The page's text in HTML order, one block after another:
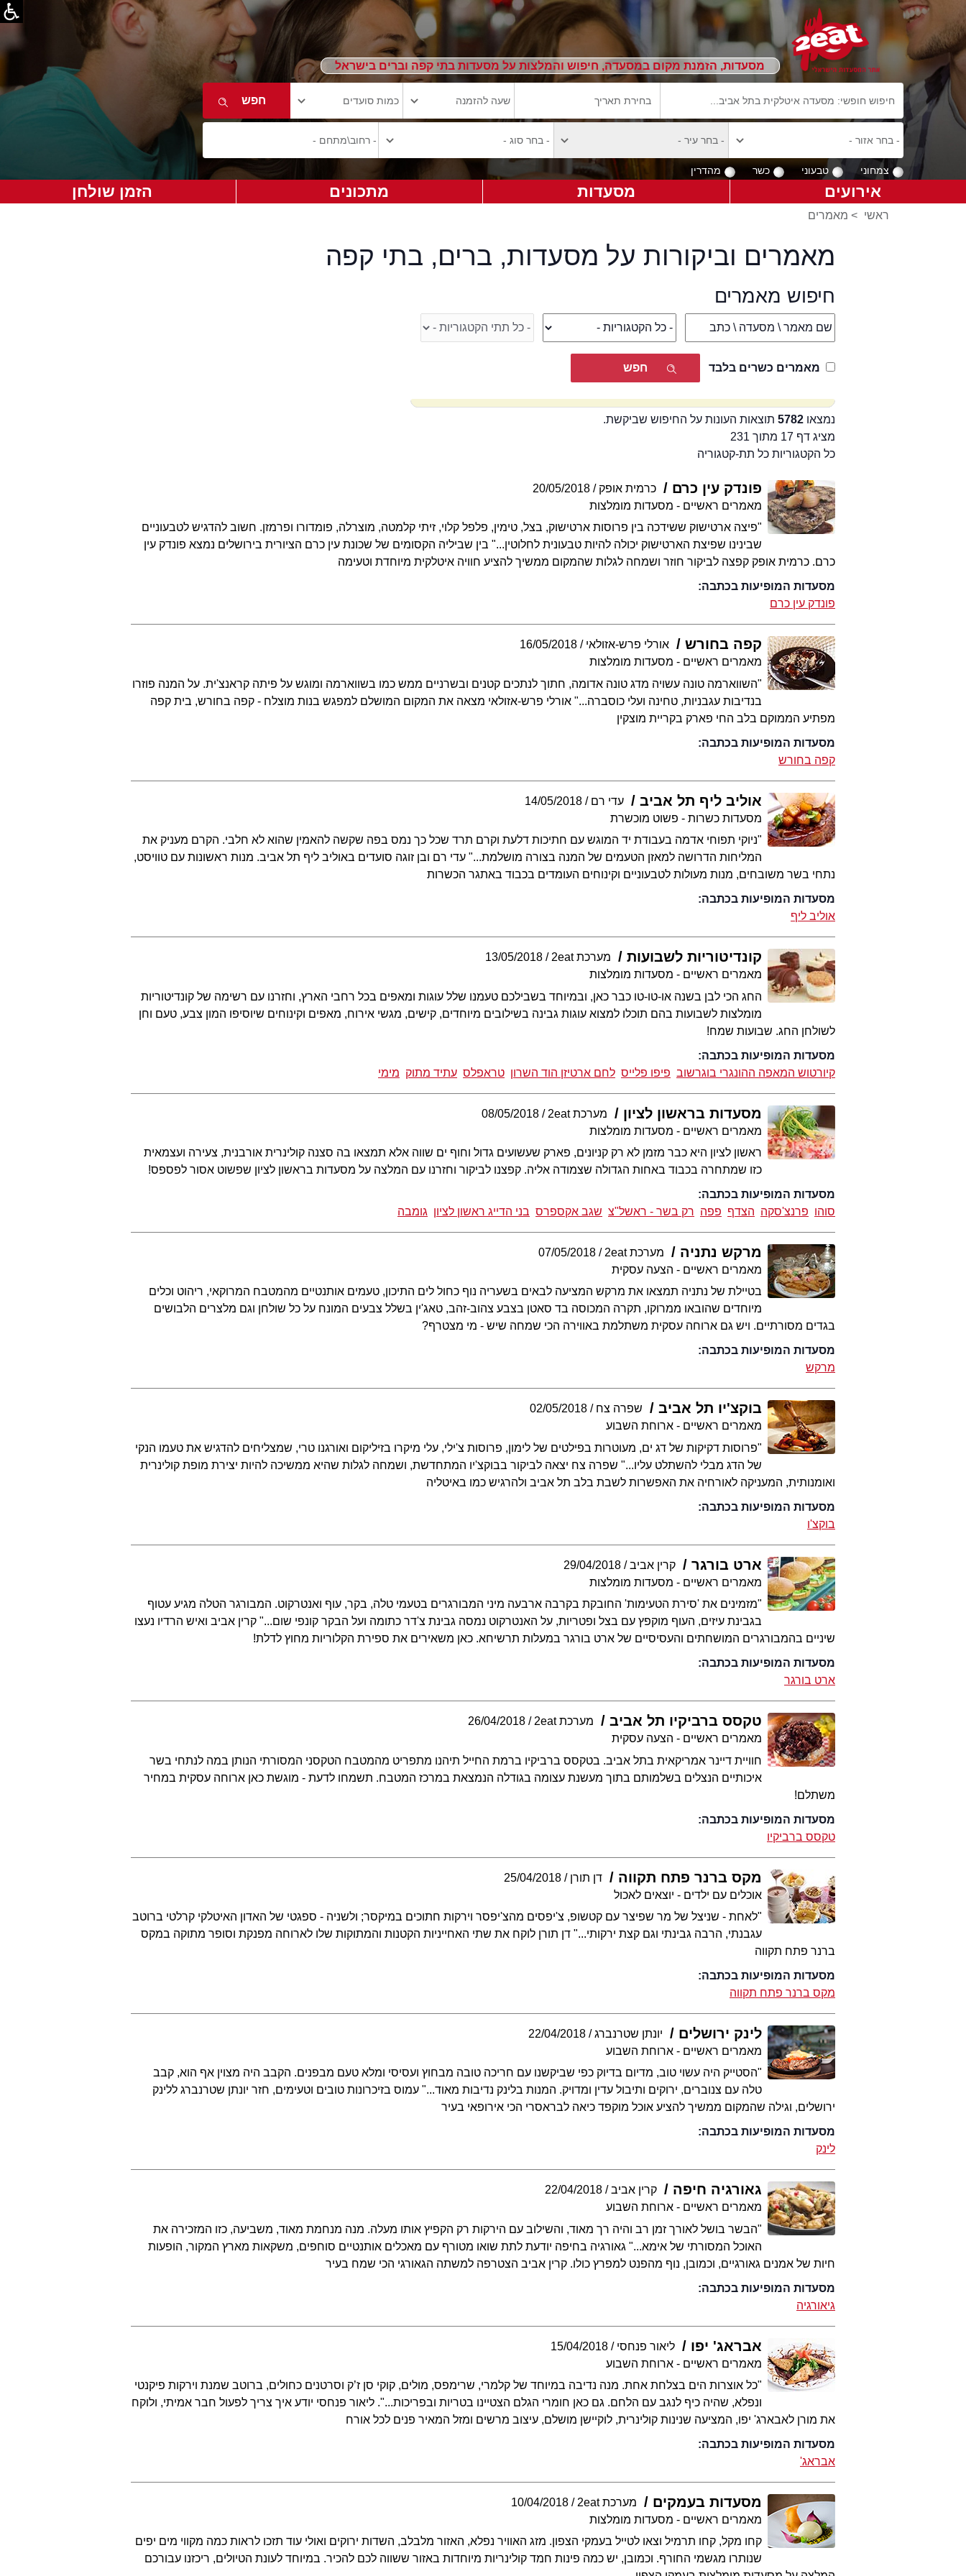
מסעדות, הזמנת מקום במסעדה, חיפוש והמלצות על מסעדות בתי קפה וברים בישראל
צמחוני טבעוני כשר מהדרין
אירועים מסעדות מתכונים הזמן שולחן
ראשי > מאמרים
מאמרים וביקורות על מסעדות, ברים, בתי קפה
חיפוש מאמרים
מאמרים כשרים בלבד
נמצאו 5782תוצאות העונות על החיפוש שביקשת.
מציג דף 17 מתוך 231
כל הקטגוריות כל תת-קטגוריה
פונדק עין כרם כרמית אופק
20/05/2018
מאמרים ראשיים - מסעדות מומלצות
"פיצה ארטישוק ששידכה בין פרוסות ארטישוק, בצל, טימין, פלפל קלוי, זיתי קלמטה, מוצרלה, פומדורו ופרמזן. חשוב להדגיש לטבעוניים
שבינינו שפיצת הארטישוק יכולה להיות טבעונית לחלוטין..." בין שביליה הקסומים של שכונת עין כרם הציורית בירושלים נמצא פונדק עין
כרם. כרמית אופק קפצה לביקור חוזר ושמחה לגלות שהמקום ממשיך להציע חוויה איטלקית מיוחדת וטעימה
מסעדות המופיעות בכתבה:
פונדק עין כרם
קפה בחורש אורלי פרש-אזולאי
16/05/2018
מאמרים ראשיים - מסעדות מומלצות
"השווארמה טונה עשויה מדג טונה אדומה, חתוך לנתכים קטנים ובשרניים ממש כמו בשווארמה ומוגש על פיתה קראנצ'ית. על המנה פוזרו
בנדיבות עגבניות, טחינה ועלי כוסברה..." אורלי פרש-אזולאי מצאה את המקום המושלם למפגש בנות מוצלח - קפה בחורש, בית קפה
מפתיע הממוקם בלב החי פארק בקריית מוצקין
מסעדות המופיעות בכתבה:
קפה בחורש
אוליב ליף תל אביב עדי רם
14/05/2018
מסעדות כשרות - פשוט מוכשרת
"ניוקי תפוחי אדמה בעבודת יד המוגש עם חתיכות דלעת וקרם תרד שכל כך נמס בפה שקשה להאמין שהוא לא חלבי. הקרם מעניק את
המליחות הדרושה למאזן הטעמים של המנה בצורה מושלמת..." עדי רם ובן זוגה סועדים באוליב ליף תל אביב. מנות ראשונות עם טוויסט,
נתחי בשר משובחים, מנות מעולות לטבעוניים וקינוחים העומדים בכבוד באתגר הכשרות
מסעדות המופיעות בכתבה:
אוליב ליף
קונדיטוריות לשבועות מערכת 2eat
13/05/2018
מאמרים ראשיים - מסעדות מומלצות
החג הכי לבן בשנה או-טו-טו כבר כאן, ובמיוחד בשבילכם טעמנו שלל עוגות ומאפים בכל רחבי הארץ, וחזרנו עם רשימה של קונדיטוריות
מומלצות לשבועות בהם תוכלו למצוא עוגות גבינה בשילובים מיוחדים, קישים, מגשי אירוח, מאפים וקינוחים שיוסיפו המון צבע, טעם וחן
לשולחן החג. שבועות שמח!
מסעדות המופיעות בכתבה:
קיורטוש המאפה ההונגרי בוגרשוב פיפו פלייס לחם ארטיזן הוד השרון טראפלס עתיד מתוק מימי
מסעדות בראשון לציון מערכת 2eat
08/05/2018
מאמרים ראשיים - מסעדות מומלצות
ראשון לציון היא כבר מזמן לא רק קניונים, פארק שעשועים גדול וחוף ים שווה אלא תמצאו בה סצנה קולינרית אורבנית, צעירה ועצמאית
כזו שמתחרה בכבוד באחות הגדולה שצמודה אליה. קפצנו לביקור וחזרנו עם המלצה על מסעדות בראשון לציון שפשוט אסור לפספס!
מסעדות המופיעות בכתבה:
סוהו פרנצ'סקה הצדף פפה רק בשר - ראשל"צ שגב אקספרס בני הדייג ראשון לציון גומבה
מרקש נתניה מערכת 2eat
07/05/2018
מאמרים ראשיים - הצעה עסקית
בטיילת של נתניה תמצאו את מרקש המציעה לבאים בשעריה נוף כחול לים התיכון, טעמים אותנטיים מהמטבח המרוקאי, ריהוט וכלים
מיוחדים שהובאו ממרוקו, תקרה המכוסה בד סאטן בצבע צהוב-זהב, טאג'ין בשלל צבעים המונח על כל שולחן וגם מלצרים הלבושים
בגדים מסורתיים. ויש גם ארוחה עסקית משתלמת באווירה הכי שמחה שיש - מי מצטרף?
מסעדות המופיעות בכתבה:
מרקש
בוקצ'יו תל אביב שפרה צח
02/05/2018
מאמרים ראשיים - ארוחת השבוע
"פרוסות דקיקות של דג ים, מעוטרות בפילטים של לימון, פרוסות צ'ילי, עלי מיקרו בזיליקום ואורגנו טרי, שמצליחים להדגיש את טעמו הנקי
של הדג מבלי להשתלט עליו..." שפרה צח יצאה לביקור בבוקצ'יו המתחדשת, ושמחה לגלות שהיא ממשיכה להיות יצירת מופת קולינרית
ואומנותית, המעניקה לאורחיה את האפשרות לשבת בלב תל אביב ולהרגיש כמו באיטליה
מסעדות המופיעות בכתבה:
בוקצ'ו
ארט בורגר קרין אביב
29/04/2018
מאמרים ראשיים - מסעדות מומלצות
"מזמינים את 'סירת הטעימות' החובקת בקרבה ארבעה מיני המבורגרים בטעמי טלה, בקר, עוף ואנטרקוט. המבורגר הטלה מגיע עטוף
בגבינת עיזים, העוף מוקפץ עם בצל ופטריות, על האנטרקוט נמסה גבינת צ'דר כתומה ועל הבקר קונפי שום..." קרין אביב ואיש הרדיו נעצו
שיניים בהמבורגרים המושחתים והעסיסיים של ארט בורגר במעלות תרשיחא. כאן משאירים את ספירת הקלוריות מחוץ לדלת!
מסעדות המופיעות בכתבה:
ארט בורגר
טקסס ברביקיו תל אביב מערכת 2eat
26/04/2018
מאמרים ראשיים - הצעה עסקית
חוויית דיינר אמריקאית בתל אביב. בטקסס ברביקיו ברמת החייל תיהנו מתפריט מהמטבח הטקסני המסורתי הנותן במה לנתחי בשר
איכותיים הנצלים בשלמותם בתוך מעשנת עצומה בגודלה הנמצאת במרכז המטבח. תשמחו לדעת - מוגשת כאן ארוחה עסקית במחיר
משתלם!
מסעדות המופיעות בכתבה:
טקסס ברביקיו
מקס ברנר פתח תקווה דן תורן
25/04/2018
אוכלים עם ילדים - יוצאים לאכול
"לאחת - שניצל של מר שפיצר עם קטשופ, צ'יפסים מהצ'יפסר וירקות חתוכים במיקסר; ולשניה - ספגטי של האדון האיטלקי קרלטי ברוטב
עגבנתי, הרבה גבינתי וגם קצת ירקותי..." דן תורן לוקח את שתי האחייניות הקטנות והמתוקות שלו לארוחה מפנקת וסופר מתוקה במקס
ברנר פתח תקווה
מסעדות המופיעות בכתבה:
מקס ברנר פתח תקווה
לינק ירושלים יונתן שטרנברג
22/04/2018
מאמרים ראשיים - ארוחת השבוע
"הסטייק היה עשוי טוב, מדיום בדיוק כפי שביקשנו עם חריכה טובה מבחוץ ועסיסי ומלא טעם מבפנים. הקבב היה מצוין אף הוא, קבב
טלה עם צנוברים, ירוקים ותיבול עדין ומדויק. המנות בלינק נדיבות מאוד..." עמוס בזיכרונות טובים וטעימים, חזר יונתן שטרנברג ללינק
ירושלים, וגילה שהמקום ממשיך להציע אוכל מוקפד כיאה לבראסרי הכי אירופאי בעיר
מסעדות המופיעות בכתבה:
לינק
גאורגיה חיפה קרין אביב
22/04/2018
מאמרים ראשיים - ארוחת השבוע
"הבשר בושל לאורך זמן רב והיה רך מאוד, והשילוב עם הירקות רק הקפיץ אותו מעלה. מנה מנחמת מאוד, משביעה, כזו המזכירה את
האוכל המסורתי של אימא..." גאורגיה בחיפה יודעת לתת שואו מטורף עם מאכלים אותנטיים סוחפים, משקאות מארץ המקור, הופעות
חיות של אמנים גאורגיים, וכמובן, נוף מהפנט למפרץ כולו. קרין אביב הצטרפה למשתה הגאורגי הכי שמח בעיר
מסעדות המופיעות בכתבה:
גיאורגיה
אבראג' יפו ליאור פנחסי
15/04/2018
מאמרים ראשיים - ארוחת השבוע
"כל אוצרות הים בצלחת אחת. מנה נדיבה במיוחד של קלמרי, שרימפס, מולים, קוקי סן ז’ק וסרטנים כחולים, ברוטב שמנת וירקות פיקנטי
ונפלא, שהיה כיף לנגב עם הלחם. גם כאן חומרי הגלם הצטיינו בטריות ובפריכות...". ליאור פנחסי יודע איך צריך לפעול חבר אמיתי, ולוקח
את מורן לאבארג' יפו, המציעה שנינות קולינרית, לוקיישן מושלם, עיצוב מרשים ומזל המאיר פנים לכל אורח
מסעדות המופיעות בכתבה:
אבראג'
מסעדות בעמקים מערכת 2eat
10/04/2018
מאמרים ראשיים - מסעדות מומלצות
קחו מקל, קחו תרמיל וצאו לטייל בעמקי הצפון. מזג האוויר נפלא, האזור מלבלב, השדות ירוקים ואולי עוד תזכו לראות כמה מקווי מים יפים
שנותרו מגשמי החורף. וכמובן, יש כמה פינות חמד קולינריות מיוחדות באזור ששווה לכם להכיר. במיוחד לעונת הטיולים, ריכזנו עבורכם